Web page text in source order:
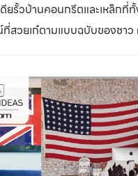
ดียรั้วบ้านคอนกรีตและเหล็กที่
ที่สวยเก๋ตามแบบฉบับของชาว